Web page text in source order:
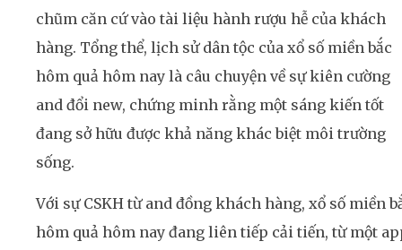
chũm căn cứ vào tài liệu hành rượu hễ của khách
hàng. Tổng thể, lịch sử dân tộc của xổ số miền bắc
hôm quả hôm nay là câu chuyện về sự kiên cường
and đổi new, chứng minh rằng một sáng kiến tốt
đang sở hữu được khả năng khác biệt môi trường
sống.
Với sự CSKH từ and đồng khách hàng, xổ số miền
hôm quả hôm nay đang liên tiếp cải tiến, từ một